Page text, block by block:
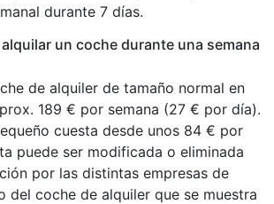
durante 7 días.
un coche durante una semana
de alquiler de tamaño normal en
189 € por semana (27 € por día).
cuesta desde unos 84 € por
puede ser modificada o eliminada
por las distintas empresas de
del coche de alquiler que se muestra